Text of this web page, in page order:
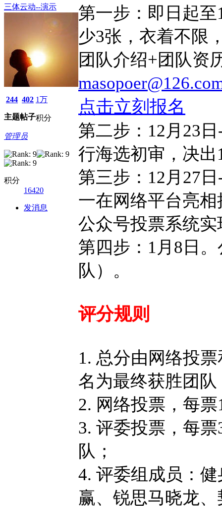
三体云动--演示
244
主题
402
帖子
1万
积分
管理员
积分
16420
发消息
第一步：即日起
少3张，衣着不限
团队介绍+团队资
点击立刻报名
第二步：12月23
行海选初审，决
第三步：12月27
一在网络平台亮
公众号投票系统实
第四步：1月8日
队）。
评分规则
1. 总分由网络投
名为最终获胜团队
2. 网络投票，每票
3. 评委投票，每
队；
4. 评委组成员：
赢、锐思马晓龙